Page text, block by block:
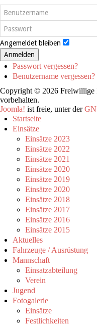
Angemeldet bleiben
Anmelden
Passwort vergessen?
Benutzername vergessen?
Copyright © 2026 Freiwillige
vorbehalten.
Joomla! ist freie, unter der
Startseite
Einsätze
Einsätze 2023
Einsätze 2022
Einsätze 2021
Einsätze 2020
Einsätze 2019
Einsätze 2020
Einsätze 2018
Einsätze 2017
Einsätze 2016
Einsätze 2015
Aktuelles
Fahrzeuge / Ausrüstung
Mannschaft
Einsatzabteilung
Verein
Jugend
Fotogalerie
Einsätze
Festlichkeiten